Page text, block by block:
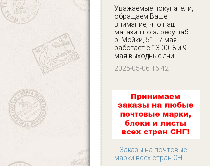
Уважаемые покупатели,
обращаем Ваше
внимание, что наш
магазин по адресу наб.
р. Мойки, 51 - 7 мая
работает с 13.00, 8 и 9
мая выходные дни.
2025-05-06 16:42
Заказы на почтовые
марки всех стран СНГ